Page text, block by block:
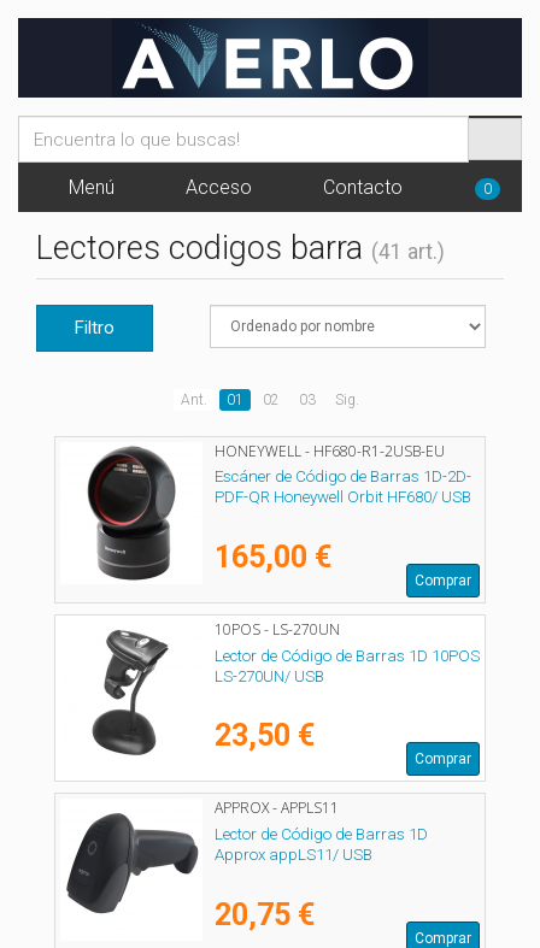
Menú Acceso Contacto 0
Lectores codigos barra (41 art.)
Filtro
Ant. 01 02 03 Sig.
HONEYWELL - HF680-R1-2USB-EU
Escáner de Código de Barras 1D-2D-
PDF-QR Honeywell Orbit HF680/ USB
165,00 €
Comprar
10POS - LS-270UN
Lector de Código de Barras 1D 10POS
LS-270UN/ USB
23,50 €
Comprar
APPROX - APPLS11
Lector de Código de Barras 1D
Approx appLS11/ USB
20,75 €
Comprar